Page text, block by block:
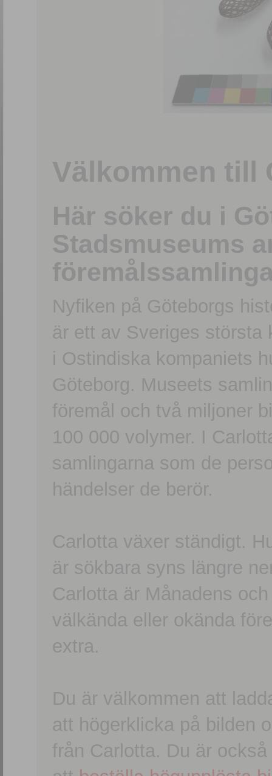
Välkommen till
Här söker du i
Stadsmuseums
Nyfiken på Göteborgs
är ett av Sveriges största
i Ostindiska kompaniets
Göteborg. Museets
föremål och två miljoner
100 000 volymer. I
samlingarna som de
händelser de berör.
Carlotta växer ständigt.
är sökbara syns längre
Carlotta är Månadens
välkända eller okända
extra.
Du är välkommen att
att högerklicka på bilden
från Carlotta. Du är